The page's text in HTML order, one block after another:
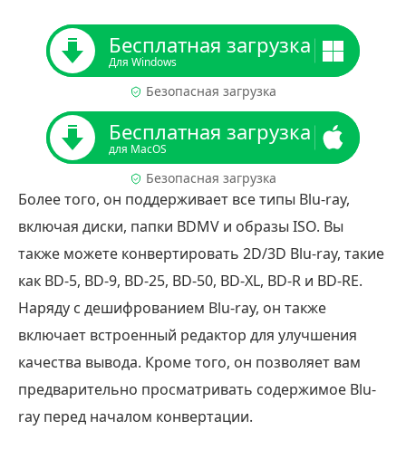
Бесплатная загрузка
Для Windows
Безопасная загрузка
Бесплатная загрузка
для MacOS
Безопасная загрузка
Более того, он поддерживает все типы Blu-ray,
включая диски, папки BDMV и образы ISO. Вы
также можете конвертировать 2D/3D Blu-ray, такие
как BD-5, BD-9, BD-25, BD-50, BD-XL, BD-R и BD-RE.
Наряду с дешифрованием Blu-ray, он также
включает встроенный редактор для улучшения
качества вывода. Кроме того, он позволяет вам
предварительно просматривать содержимое Blu-
ray перед началом конвертации.